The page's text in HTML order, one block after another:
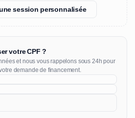
session personnalisée
votre CPF ?
et nous vous rappelons sous 24h pour
demande de financement.